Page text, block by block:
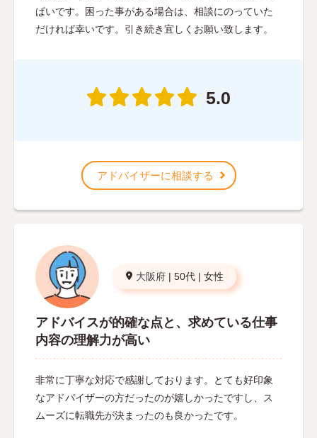
ぱいです。困った事がある場合は、相談にのっていた
だければ幸いです。引き続き宜しくお願い致します。
5.0
アドバイザーに相談する
大阪府 | 50代 | 女性
アドバイスが的確な点と、求めている仕事
内容の理解力が高い
非常に丁寧な対応で感謝しております。とても好印象
なアドバイザーの方だったのが嬉しかったですし、ス
ムーズに転職先が決まったのも良かったです。